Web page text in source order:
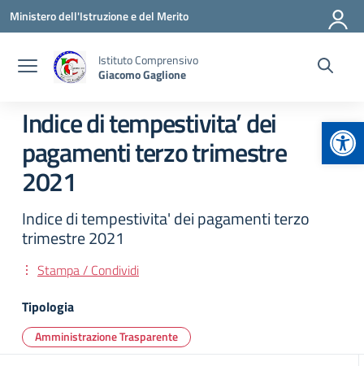
Vai ai contenuti
Vai al menu di navigazione
Vai al footer
Ministero dell'Istruzione e del Merito
Istituto Comprensivo
Giacomo Gaglione
Indice di tempestivita’ dei
pagamenti terzo trimestre
2021
Indice di tempestivita' dei pagamenti terzo
trimestre 2021
Stampa / Condividi
Tipologia
Amministrazione Trasparente